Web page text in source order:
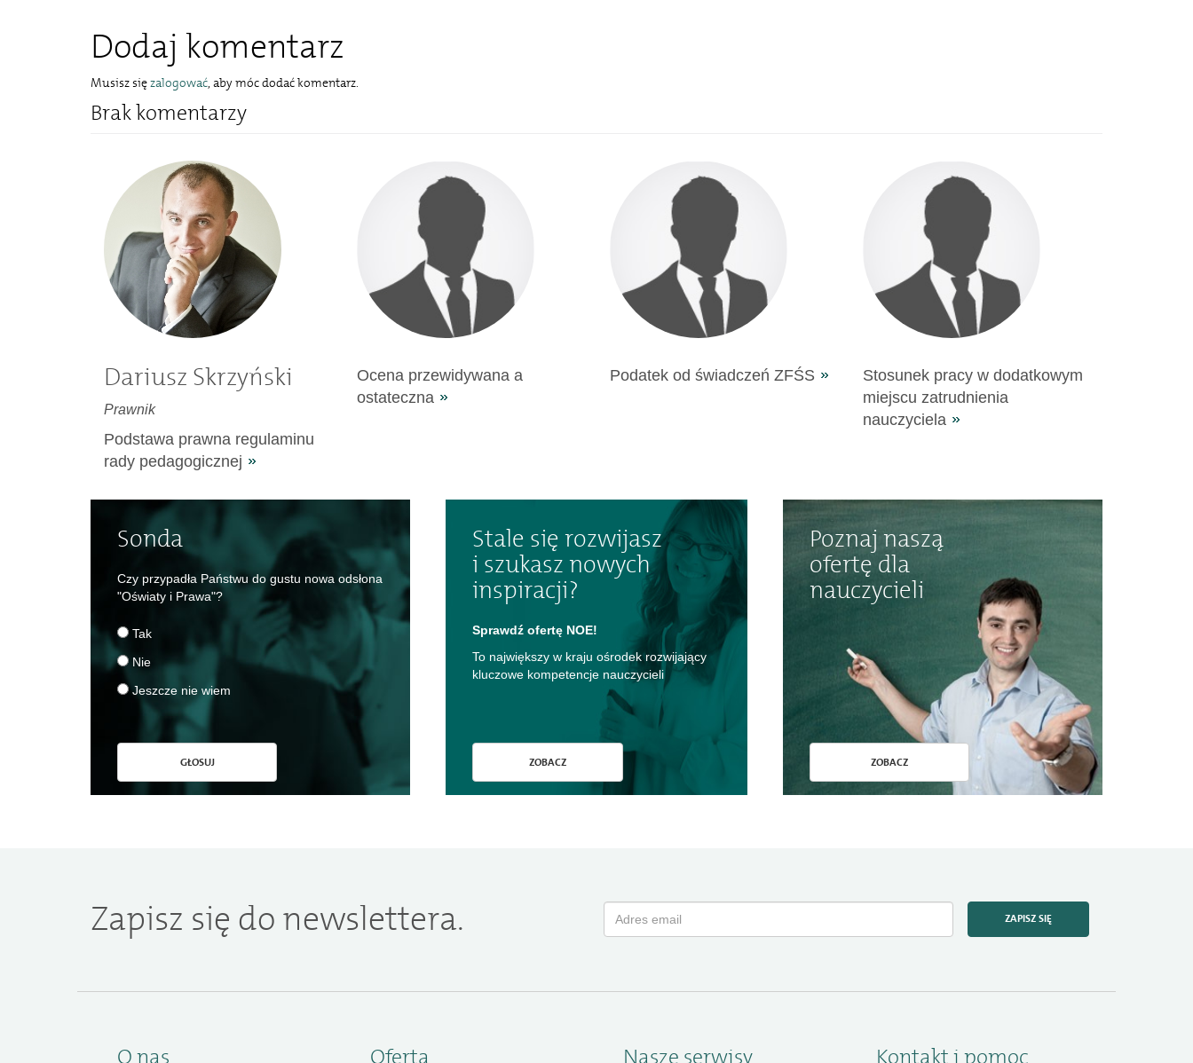
Dodaj komentarz
Musisz sięzalogować, aby móc dodać komentarz.
Brak komentarzy
Dariusz Skrzyński
Prawnik
Podstawa prawna regulaminu
rady pedagogicznej
Ocena przewidywana a
ostateczna
Podatek od świadczeń ZFŚS
Stosunek pracy w dodatkowym
miejscu zatrudnienia
nauczyciela
Sonda
Czy przypadła Państwu do gustu nowa odsłona
"Oświaty i Prawa"?
Tak
Nie
Jeszcze nie wiem
GŁOSUJ
Stale się rozwijasz
i szukasz nowych
inspiracji?
Sprawdź ofertę NOE!
To największy w kraju ośrodek rozwijający
kluczowe kompetencje nauczycieli
ZOBACZ
Poznaj naszą
ofertę dla
nauczycieli
ZOBACZ
Zapisz się do newslettera. ZAPISZ SIĘ
O nas Oferta Nasze serwisy Kontakt i pomoc